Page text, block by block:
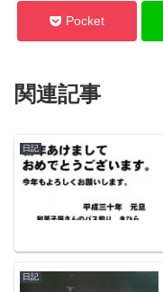
Pocket
関連記事
日記
日記